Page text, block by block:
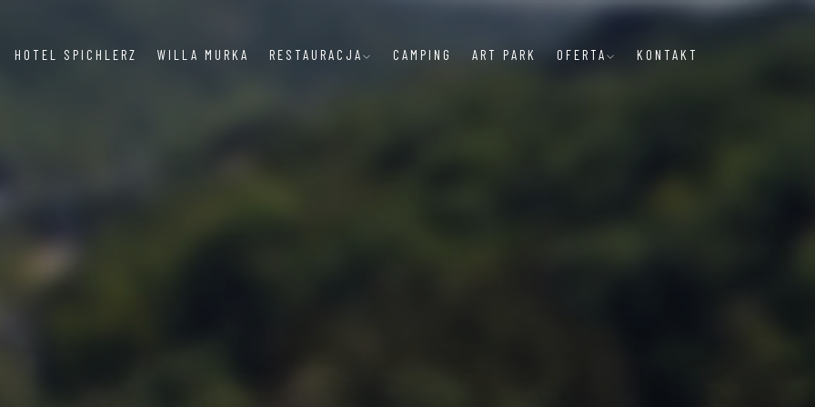
HOTEL SPICHLERZ WILLA MURKA RESTAURACJA CAMPING ART PARK OFERTA KONTAKT